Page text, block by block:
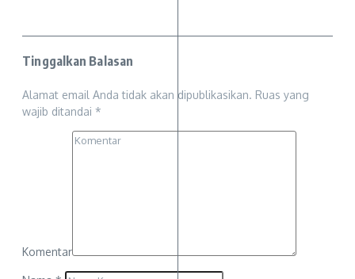
Tinggalkan Balasan
Alamat email Anda tidak akan dipublikasikan. Ruas yang
wajib ditandai *
Komentar